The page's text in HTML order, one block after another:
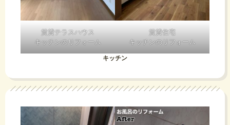
賃貸テラスハウス
キッチンのリフォーム
賃貸住宅
キッチンのリフォーム
キッチン